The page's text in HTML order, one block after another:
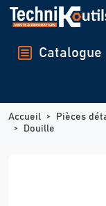
Panneau de gestion
Catalogue
Accueil Pièces
Douille